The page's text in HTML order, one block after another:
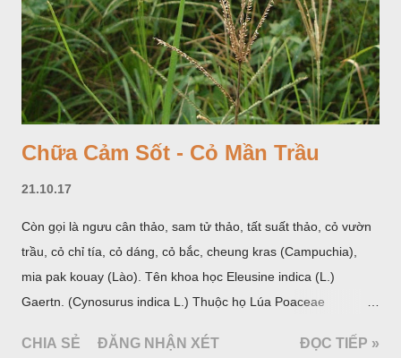
Chữa Cảm Sốt - Cỏ Mần Trầu
21.10.17
Còn gọi là ngưu cân thảo, sam tử thảo, tất suất thảo, cỏ vườn
trầu, cỏ chỉ tía, cỏ dáng, cỏ bắc, cheung kras (Campuchia),
mia pak kouay (Lào). Tên khoa học Eleusine indica (L.)
Gaertn. (Cynosurus indica L.) Thuộc họ Lúa Poaceae
CHIA SẺ ĐĂNG NHẬN XÉT ĐỌC TIẾP »